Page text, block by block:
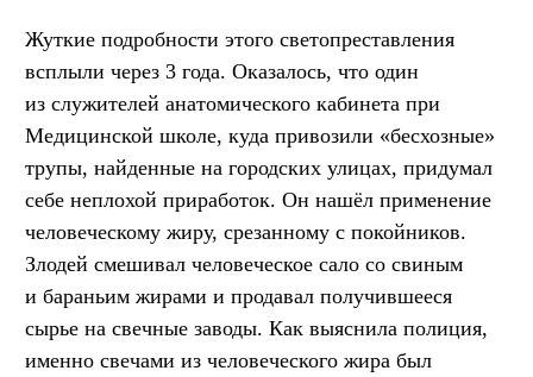
Жуткие подробности этого светопреставления
всплыли через 3 года. Оказалось, что один
из служителей анатомического кабинета при
Медицинской школе, куда привозили «бесхозные»
трупы, найденные на городских улицах, придумал
себе неплохой приработок. Он нашёл применение
человеческому жиру, срезанному с покойников.
Злодей смешивал человеческое сало со свиным
и бараньим жирами и продавал получившееся
сырье на свечные заводы. Как выяснила полиция,
именно свечами из человеческого жира был